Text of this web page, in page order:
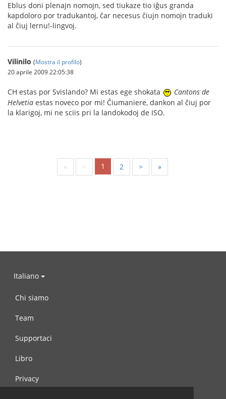
Eblus doni plenajn nomojn, sed tiukaze tio iĝus granda
kapdoloro por tradukantoj, ĉar necesus ĉiujn nomojn traduki
al ĉiuj lernu!-lingvoj.
Vilinilo (Mostra il profilo)
20 aprile 2009 22:05:38
CH estas por Svislando? Mi estas ege shokata
Cantons de
Helvetia estas noveco por mi! Ĉiumaniere, dankon al ĉiuj por
la klarigoj, mi ne sciis pri la landokodoj de ISO.
« < 1 2 > »
Italiano
Chi siamo
Team
Supportaci
Libro
Privacy